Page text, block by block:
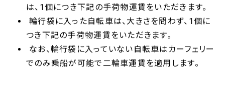
は、1個につき下記の手荷物運賃をいただきます。
輪行袋に入った自転車は、大きさを問わず、1個に
つき下記の手荷物運賃をいただきます。
なお、輪行袋に入っていない自転車はカーフェリー
でのみ乗船が可能で二輪車運賃を適用します。